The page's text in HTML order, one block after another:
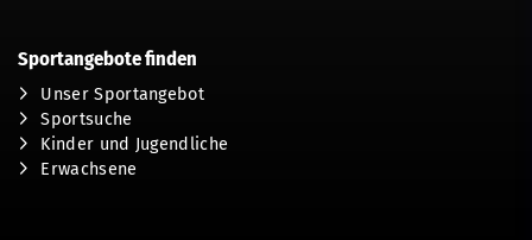
Sportangebote finden
Unser Sportangebot
Sportsuche
Kinder und Jugendliche
Erwachsene